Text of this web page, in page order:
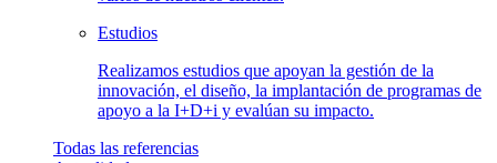
Estudios
Realizamos estudios que apoyan la gestión de la
innovación, el diseño, la implantación de programas de
apoyo a la I+D+i y evalúan su impacto.
Todas las referencias